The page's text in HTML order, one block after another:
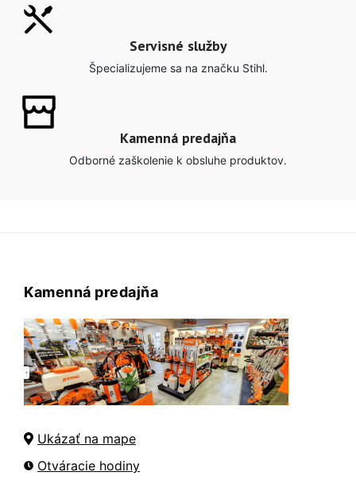
Servisné služby
Špecializujeme sa na značku Stihl.
Kamenná predajňa
Odborné zaškolenie k obsluhe produktov.
Kamenná predajňa
Ukázať na mape
Otváracie hodiny